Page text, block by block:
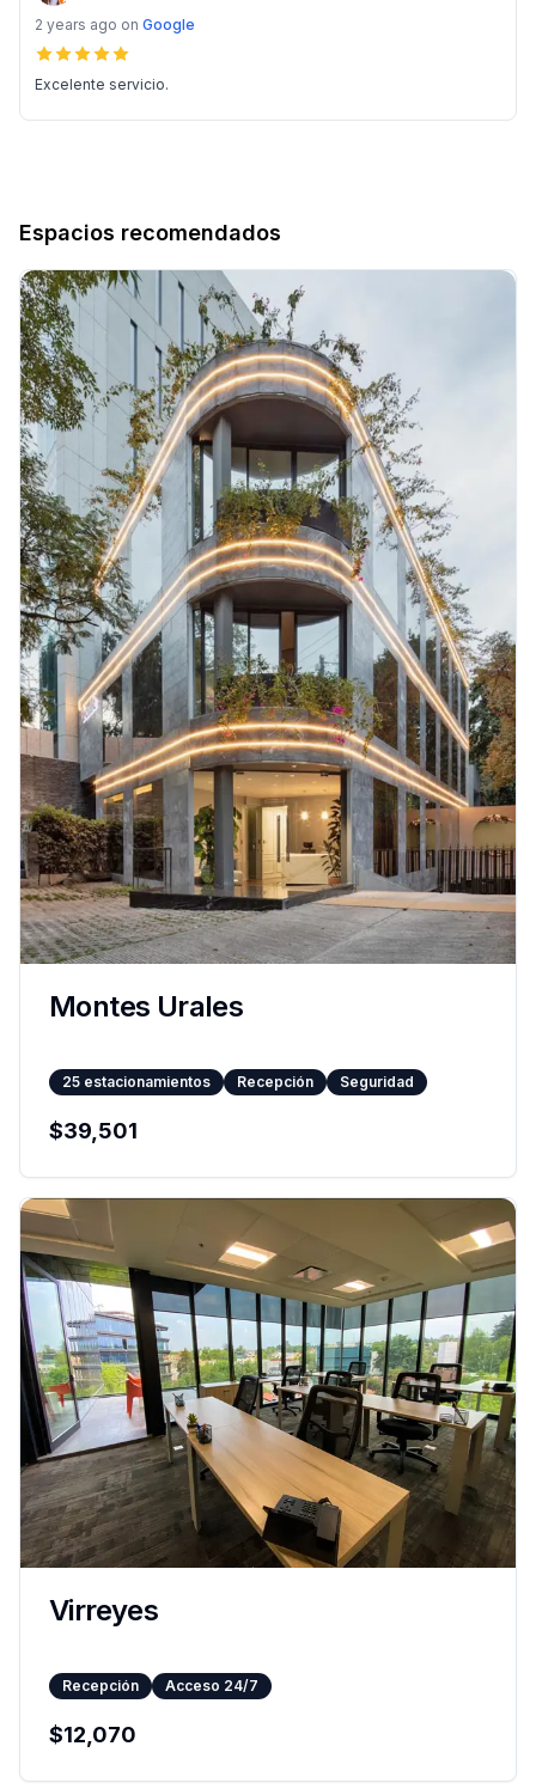
2 years ago on Google
Excelente servicio.
Espacios recomendados
Montes Urales
25 estacionamientos Recepción Seguridad
$39,501
Virreyes
Recepción Acceso 24/7
$12,070